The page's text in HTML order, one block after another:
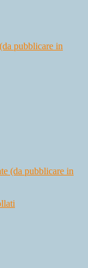
pubblicare in
(da pubblicare in